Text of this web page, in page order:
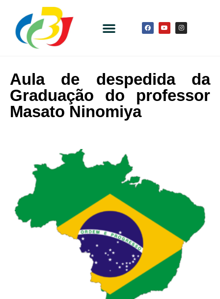
Aula de despedida da
Graduação do professor
Masato Ninomiya